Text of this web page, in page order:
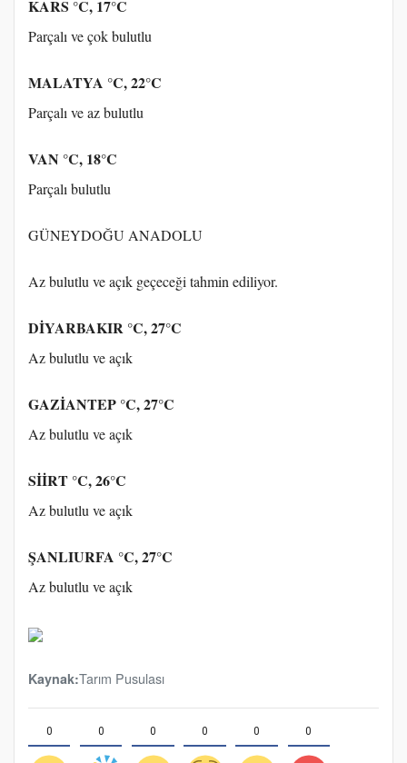
KARS °C, 17°C
Parçalı ve çok bulutlu
MALATYA °C, 22°C
Parçalı ve az bulutlu
VAN °C, 18°C
Parçalı bulutlu
GÜNEYDOĞU ANADOLU
Az bulutlu ve açık geçeceği tahmin ediliyor.
DİYARBAKIR °C, 27°C
Az bulutlu ve açık
GAZİANTEP °C, 27°C
Az bulutlu ve açık
SİİRT °C, 26°C
Az bulutlu ve açık
ŞANLIURFA °C, 27°C
Az bulutlu ve açık
Kaynak:Tarım Pusulası
0 0 0 0 0 0